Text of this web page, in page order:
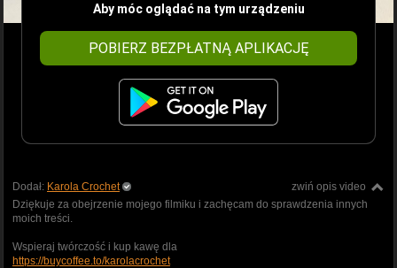
Aby móc oglądać na tym urządzeniu
POBIERZ BEZPŁATNĄ APLIKACJĘ
zwiń opis video
Dodał: Karola Crochet
Dziękuje za obejrzenie mojego filmiku i zachęcam do sprawdzenia innych
moich treści.
Wspieraj twórczość i kup kawę dla
https://buycoffee.to/karolacrochet